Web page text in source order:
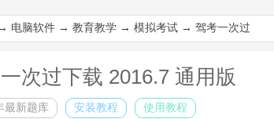
电脑软件 → 教育教学 → 模拟考试 → 驾考一次过
次过下载 2016.7 通用版
最新题库 安装教程 使用教程